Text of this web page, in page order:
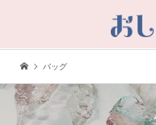
バッグ